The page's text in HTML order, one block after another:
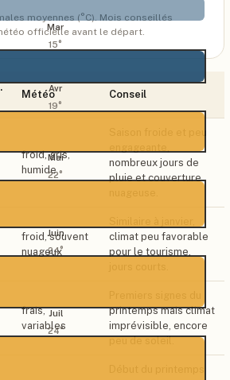
Mar
15°
Avr
19°
Mai
22°
Juin
24°
Juil
24°
moyennes (°C). Mois conseillés
officielle avant le départ.
Météo Conseil
froid, gris,
humide
nombreux jours de
pluie et couverture
froid, souvent
nuageux
climat peu favorable
pour le tourisme,
frais,
variables
printemps mais climat
imprévisible, encore
peu de soleil.